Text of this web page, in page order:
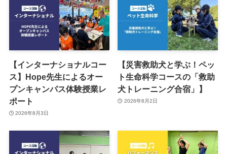
【インターナショナルコー
ス】Hope先生によるオー
プンキャンパス体験授業レ
ポート
2026年8月3日
【災害救助犬と学ぶ！ペッ
ト生命科学コースの「救助
犬トレーニング合宿」】
2026年8月2日